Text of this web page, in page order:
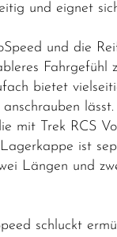
und eignet
und die
Fahrgefühl
bietet
lässt.
mit Trek RCS
ist
Längen und
schluckt